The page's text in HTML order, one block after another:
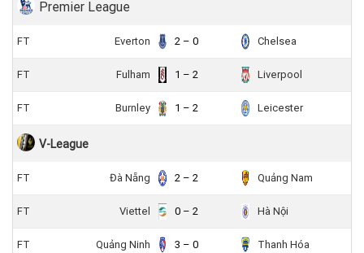
Premier League
FT Everton 2 – 0 Chelsea
FT Fulham 1 – 2 Liverpool
FT Burnley 1 – 2 Leicester
V-League
FT Đà Nẵng 2 – 2 Quảng Nam
FT Viettel 0 – 2 Hà Nội
FT Quảng Ninh 3 – 0 Thanh Hóa